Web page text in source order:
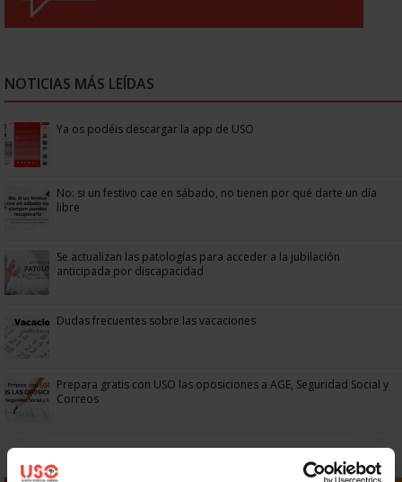
NOTICIAS MÁS LEÍDAS
Ya os podéis descargar la app de USO
No: si un festivo cae en sábado, no tienen por qué darte un día
libre
Se actualizan las patologías para acceder a la jubilación
anticipada por discapacidad
Dudas frecuentes sobre las vacaciones
Prepara gratis con USO las oposiciones a AGE, Seguridad Social y
Correos